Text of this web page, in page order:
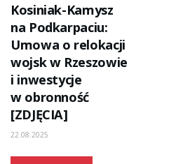
Kosiniak-Kamysz
na Podkarpaciu:
Umowa o relokacji
wojsk w Rzeszowie
i inwestycje
w obronność
[ZDJĘCIA]
22.08.2025